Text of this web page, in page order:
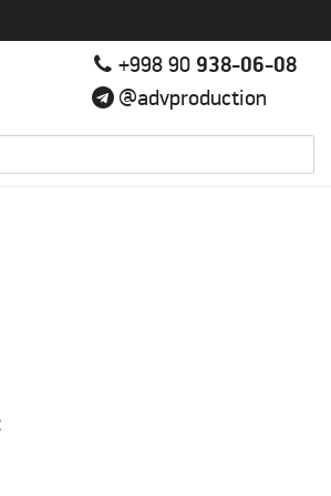
+998 90 938-06-08
@advproduction